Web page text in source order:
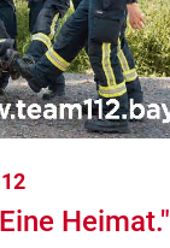
Heimat."